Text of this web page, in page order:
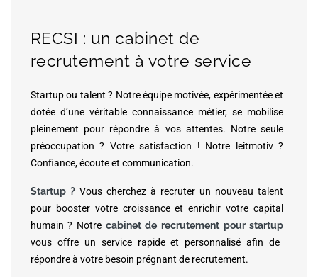
RECSI : un cabinet de
recrutement à votre service
Startup ou talent ? Notre équipe motivée, expérimentée et
dotée d’une véritable connaissance métier, se mobilise
pleinement pour répondre à vos attentes. Notre seule
préoccupation ? Votre satisfaction ! Notre leitmotiv ?
Confiance, écoute et communication.
Startup ?Vous cherchez à recruter un nouveau talent
pour booster votre croissance et enrichir votre capital
humain ? Notre cabinet de recrutement pour startup
vous offre un service rapide et personnalisé afin de
répondre à votre besoin prégnant de recrutement.